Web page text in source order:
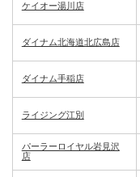
ケイオー湯川店
ダイナム北海道北広島店
ダイナム手稲店
ライジング江別
パーラーロイヤル岩見沢
店